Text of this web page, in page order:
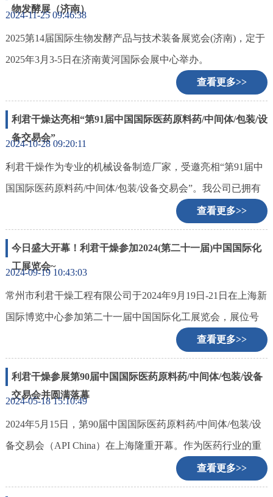
客
户
中
人
才
中
心
系
物发酵展（济南）
2024-11-25 09:46:38
2025第14届国际生物发酵产品与技术装备展览会(济南)，定于
2025年3月3-5日在济南黄河国际会展中心举办。
查看更多>>
利君干燥达亮相“第91届中国国际医药原料药/中间体/包装/设
备交易会”
2024-10-28 09:20:11
利君干燥作为专业的机械设备制造厂家，受邀亮相“第91届中
国国际医药原料药/中间体/包装/设备交易会”。我公司已拥有
干燥、制粒、混合、粉碎、除尘、筛分、干法、湿法、脱
硫、换热、浓缩、反应、储存、蒸馏等多种系列上百个规
格，其中适用于制药行业的设备符合GMP标准，产品已销往
国内几十个省市，并深得用户的一致好评。
查看更多>>
今日盛大开幕！利君干燥参加2024(第二十一届)中国国际化
工展览会~
2024-09-19 10:43:03
常州市利君干燥工程有限公司于2024年9月19日-21日在上海新
国际博览中心参加第二十一届中国国际化工展览会，展位号
查看更多>>
利君干燥参展第90届中国国际医药原料药/中间体/包装/设备
交易会并圆满落幕
2024-05-18 15:10:49
2024年5月15日，第90届中国国际医药原料药/中间体/包装/设
备交易会（API China）在上海隆重开幕。作为医药行业的重
要盛会，展会吸引了来自全球各地的知名企业、专业人士和
观众。
查看更多>>